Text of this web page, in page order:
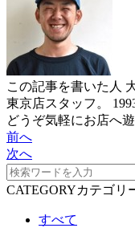
この記事を書いた人
東京店スタッフ。
どうぞ気軽にお店へ
前へ
次へ
CATEGORYカテゴリ
すべて